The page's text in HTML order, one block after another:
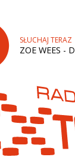
SŁUCHAJ TERAZ
ZOE WEES -